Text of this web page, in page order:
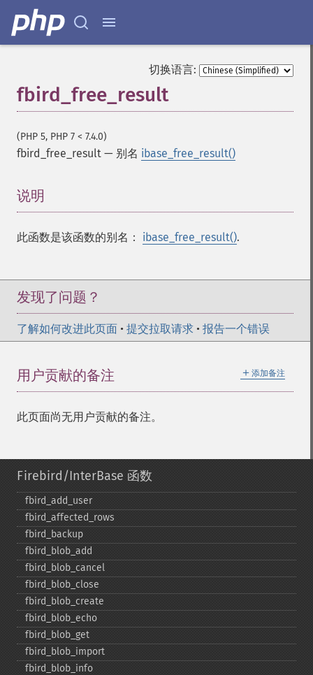
切换语言:
fbird_free_result
(PHP 5, PHP 7 < 7.4.0)
fbird_free_result — 别名 ibase_free_result()
说明
此函数是该函数的别名： ibase_free_result().
发现了问题？
了解如何改进此页面 • 提交拉取请求 • 报告一个错误
＋ 添加备注
用户贡献的备注
此页面尚无用户贡献的备注。
Firebird/InterBase 函数
fbird_​add_​user
fbird_​affected_​rows
fbird_​backup
fbird_​blob_​add
fbird_​blob_​cancel
fbird_​blob_​close
fbird_​blob_​create
fbird_​blob_​echo
fbird_​blob_​get
fbird_​blob_​import
fbird_​blob_​info